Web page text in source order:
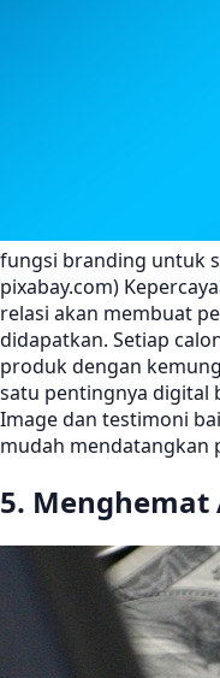
fungsi branding untuk
pixabay.com)
relasi akan membuat
didapatkan. Setiap
produk dengan
satu pentingnya digital
Image dan testimoni
mudah mendatangkan
5. Menghemat